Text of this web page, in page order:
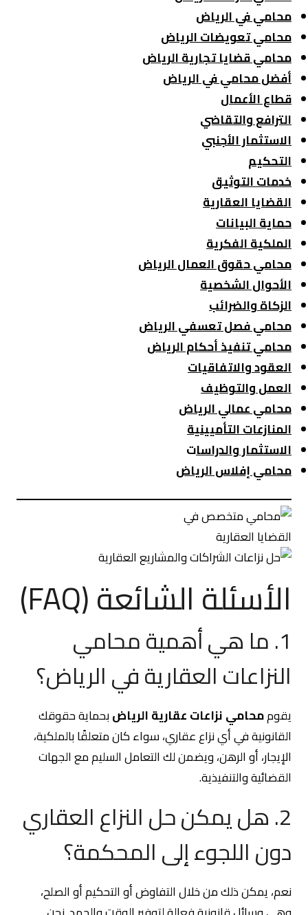
محامي في الرياض
محامي تعويضات الرياض
محامي قضايا تجارية الرياض
أفضل محامي في الرياض
قطاع الأعمال
الترافع والتقاضي
الاستثمار الأجنبي
التحكيم
خدمات التوثيق
القضايا العقارية
حماية البيانات
الملكية الفكرية
محامي حقوق العمال الرياض
الأحوال الشخصية
الزكاة والضرائب
محامي فصل تعسفي الرياض
محامي تنفيذ أحكام الرياض
العقود والاتفاقيات
العمل والتوظيف
محامي عمالي الرياض
المنازعات التأميينية
الاستثمار والدراسات
محامي إفلاس الرياض
الأسئلة الشائعة (FAQ)
1. ما هي أهمية محامي
النزاعات العقارية في الرياض؟
يقوممحامي نزاعات عقارية الرياضبحماية حقوقك
القانونية في أي نزاع عقاري، سواء كان متعلقًا بالملكية،
الإيجار، أو الرهن، ويضمن لك التعامل السليم مع الجهات
القضائية والتنفيذية.
2. هل يمكن حل النزاع العقاري
دون اللجوء إلى المحكمة؟
نعم، يمكن ذلك من خلال التفاوض أو التحكيم أو الصلح،